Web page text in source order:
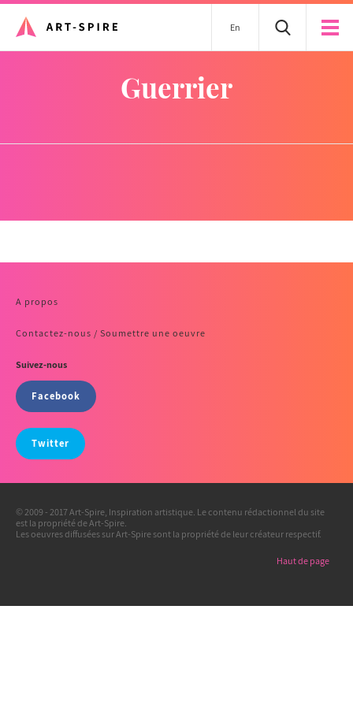
En
guerrier
A propos
Contactez-nous / Soumettre une oeuvre
Suivez-nous
Facebook
Twitter
© 2009 - 2017 Art-Spire, Inspiration artistique. Le contenu rédactionnel du site
est la propriété de Art-Spire.
Les oeuvres diffusées sur Art-Spire sont la propriété de leur créateur respectif.
Haut de page